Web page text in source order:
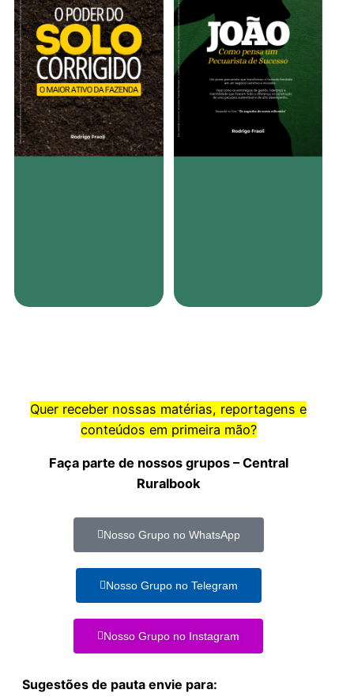
Quer receber nossas matérias, reportagens e
conteúdos em primeira mão?
Faça parte de nossos grupos – Central
Ruralbook
Nosso Grupo no WhatsApp
Nosso Grupo no Telegram
Nosso Grupo no Instagram
Sugestões de pauta envie para: